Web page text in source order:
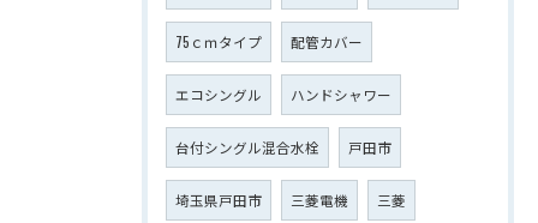
75ｃｍタイプ 配管カバー
エコシングル ハンドシャワー
台付シングル混合水栓 戸田市
埼玉県戸田市 三菱電機 三菱